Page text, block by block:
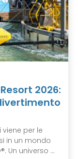
2026:
viene per le
in un mondo
Un universo ...